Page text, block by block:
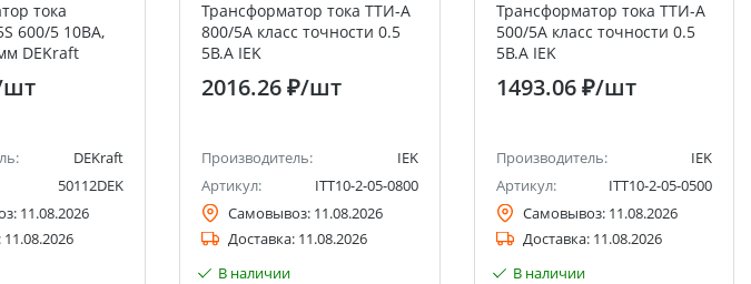
тока
600/5 10ВА,
DEKraft
DEKraft
50112DEK
11.08.2026
11.08.2026
Трансформатор тока ТТИ-А
800/5А класс точности 0.5
5В.А IEK
2016.26 ₽/шт
Производитель:
IEK
Артикул:
ITT10-2-05-0800
Самовывоз: 11.08.2026
Доставка: 11.08.2026
В наличии
Трансформатор тока ТТИ-А
500/5А класс точности 0.5
5В.А IEK
1493.06 ₽/шт
Производитель:
IEK
Артикул:
ITT10-2-05-0500
Самовывоз: 11.08.2026
Доставка: 11.08.2026
В наличии